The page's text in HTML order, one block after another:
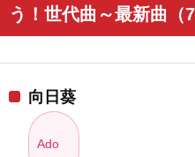
う！世代曲～最新曲（
向日葵
Ado